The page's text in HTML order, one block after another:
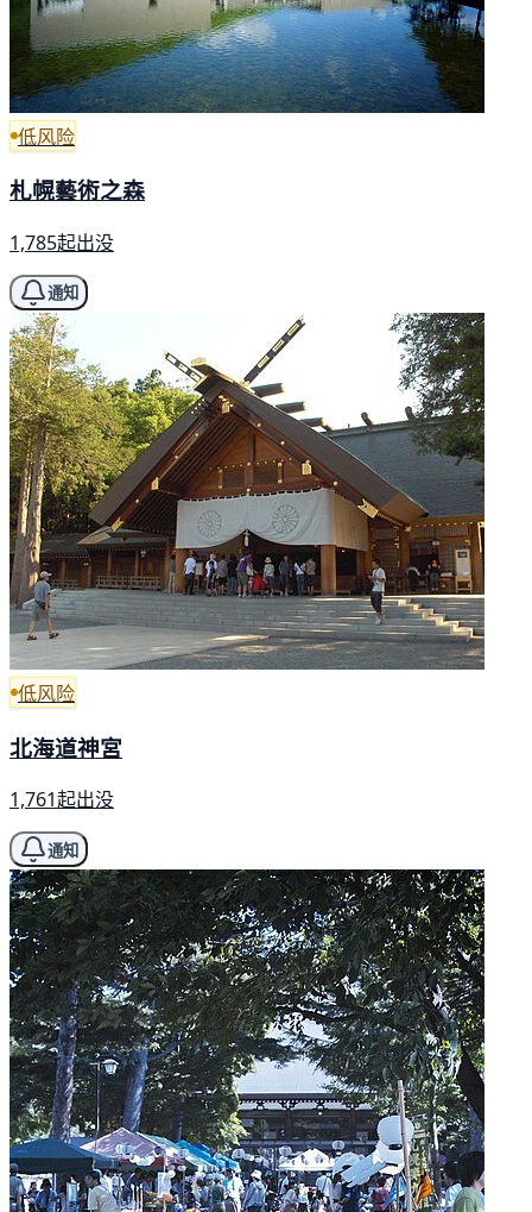
低风险
札幌藝術之森
1,785起出没
通知
低风险
北海道神宮
1,761起出没
通知